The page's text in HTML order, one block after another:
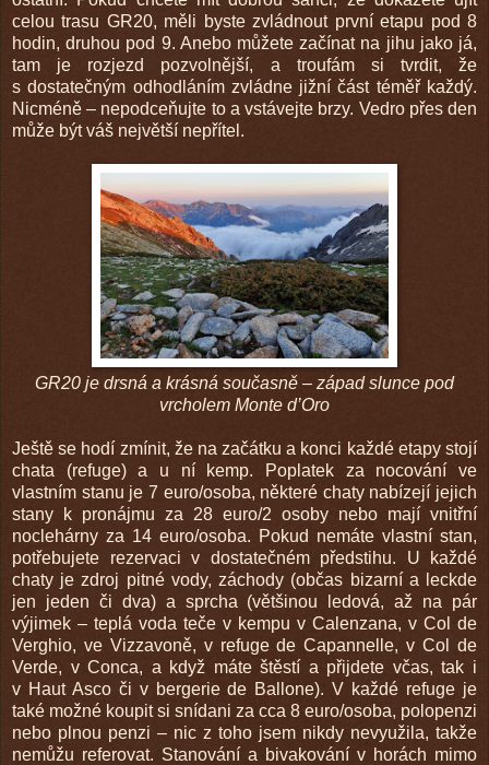
celou trasu GR20, měli byste zvládnout první etapu pod 8
hodin, druhou pod 9. Anebo můžete začínat na jihu jako já,
tam je rozjezd pozvolnější, a troufám si tvrdit, že
s dostatečným odhodláním zvládne jižní část téměř každý.
Nicméně – nepodceňujte to a vstávejte brzy. Vedro přes den
může být váš největší nepřítel.
GR20 je drsná a krásná současně – západ slunce pod
vrcholem Monte d’Oro
Ještě se hodí zmínit, že na začátku a konci každé etapy stojí
chata (refuge) a u ní kemp. Poplatek za nocování ve
vlastním stanu je 7 euro/osoba, některé chaty nabízejí jejich
stany k pronájmu za 28 euro/2 osoby nebo mají vnitřní
noclehárny za 14 euro/osoba. Pokud nemáte vlastní stan,
potřebujete rezervaci v dostatečném předstihu. U každé
chaty je zdroj pitné vody, záchody (občas bizarní a leckde
jen jeden či dva) a sprcha (většinou ledová, až na pár
výjimek – teplá voda teče v kempu v Calenzana, v Col de
Verghio, ve Vizzavoně, v refuge de Capannelle, v Col de
Verde, v Conca, a když máte štěstí a přijdete včas, tak i
v Haut Asco či v bergerie de Ballone). V každé refuge je
také možné koupit si snídani za cca 8 euro/osoba, polopenzi
nebo plnou penzi – nic z toho jsem nikdy nevyužila, takže
nemůžu referovat. Stanování a bivakování v horách mimo